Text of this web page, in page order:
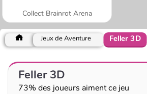
Collect Brainrot Arena
Jeux de Aventure Feller 3D
Feller 3D
73% des joueurs aiment ce jeu